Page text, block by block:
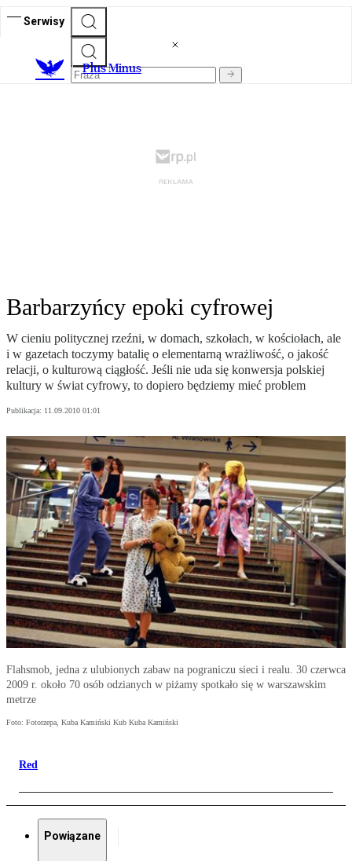
Serwisy
Plus Minus
Barbarzyńcy epoki cyfrowej
W cieniu politycznej rzeźni, w domach, szkołach, w kościołach, ale
i w gazetach toczymy batalię o elementarną wrażliwość, o jakość
relacji, o kulturową ciągłość. Jeśli nie uda się konwersja polskiej
kultury w świat cyfrowy, to dopiero będziemy mieć problem
Publikacja: 11.09.2010 01:01
Flahsmob, jedna z ulubionych zabaw na pograniczu sieci i realu. 30 czerwca
2009 r. około 70 osób odzianych w piżamy spotkało się w warszawskim
metrze
Foto: Fotorzepa, Kuba Kamiński Kub Kuba Kamiński
Red
Powiązane